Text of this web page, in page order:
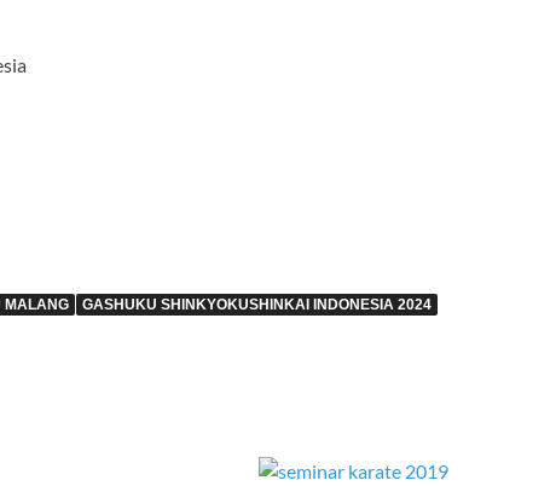
MALANG
GASHUKU SHINKYOKUSHINKAI INDONESIA 2024